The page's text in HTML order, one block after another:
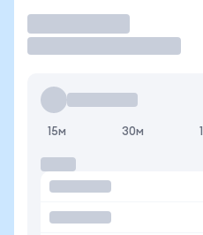
15м 30м